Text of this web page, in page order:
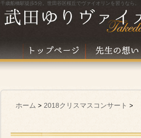
千歳船橋駅徒歩5分。世田谷区桜丘でヴァイオリンを習うなら。
ホーム > 2018クリスマスコンサート >